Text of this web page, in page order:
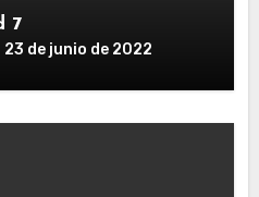
7
23 de junio de 2022